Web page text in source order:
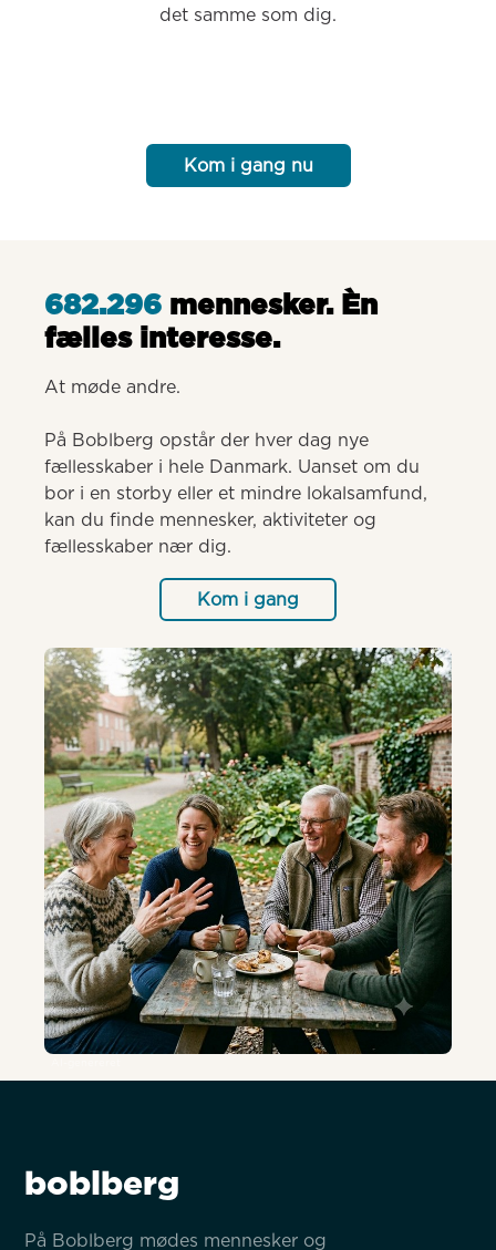
det samme som dig.
Kom i gang nu
682.296 mennesker. Èn
fælles interesse.
At møde andre.
På Boblberg opstår der hver dag nye
fællesskaber i hele Danmark. Uanset om du
bor i en storby eller et mindre lokalsamfund,
kan du finde mennesker, aktiviteter og
fællesskaber nær dig.
Kom i gang
boblberg
På Boblberg mødes mennesker og